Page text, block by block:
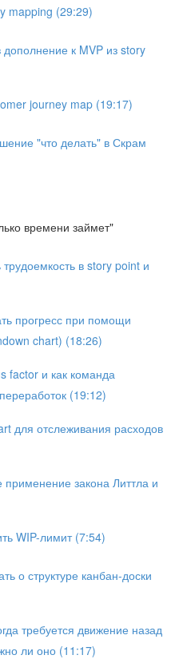
mapping (29:29)
к MVP из story
journey map (19:17)
"что делать" в Скрам
времени займет"
в story point и
прогресс при помощи
chart) (18:26)
factor и как команда
(19:12)
для отслеживания расходов
применение закона Литтла и
WIP-лимит (7:54)
о структуре канбан-доски
требуется движение назад
ли оно (11:17)